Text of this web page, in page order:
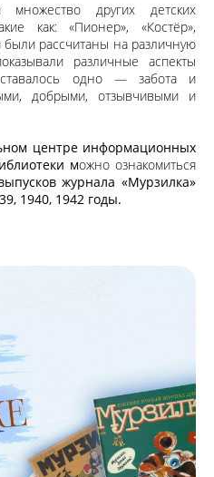
других детских
как: «Пионер», «Костёр»,
были рассчитаны на различную
различные аспекты
одно — забота и
добрыми, отзывчивыми и
центре информационных
можно ознакомиться
журнала «Мурзилка»
1940, 1942 годы.